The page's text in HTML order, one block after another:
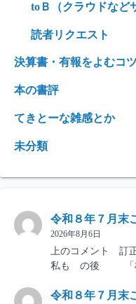
toＢ（クラウドなど
読者リクエスト
決算書・有報をよむコツ
本の書評
てきとーな雑感とか
未分類
令和８年７月末
2026年8月6日
上のコメント 訂正
私も の後 「
令和８年７月末